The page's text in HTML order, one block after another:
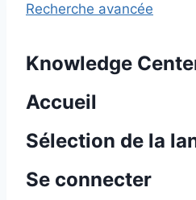
Recherche avancée
Knowledge
Accueil
Sélection de la
Se connecter